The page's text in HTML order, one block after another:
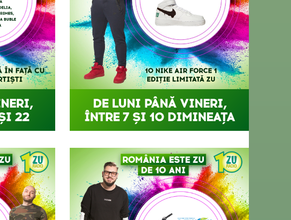
22
DE LUNI PÂNĂ VINERI,
ÎNTRE 7 ȘI 10 DIMINEAȚA